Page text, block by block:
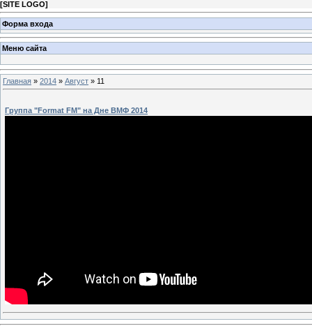
[SITE LOGO]
Форма входа
Меню сайта
Главная » 2014 » Август » 11
Группа "Format FM" на Дне ВМФ 2014